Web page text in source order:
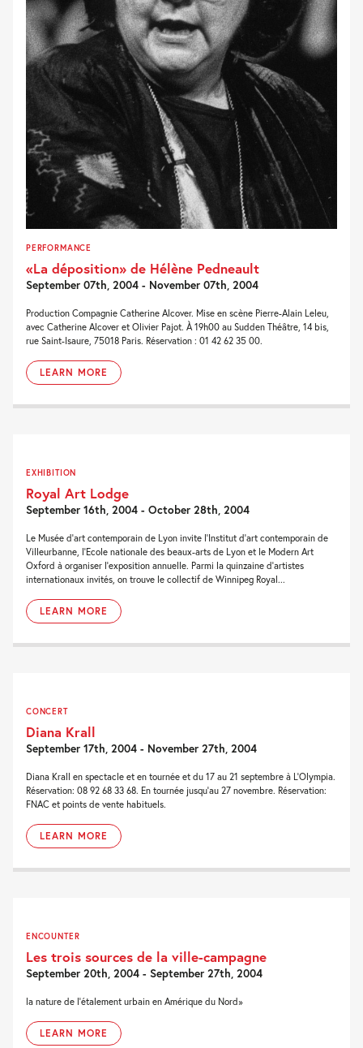
PERFORMANCE
«La déposition» de Hélène Pedneault
September 07th, 2004 - November 07th, 2004
Production Compagnie Catherine Alcover. Mise en scène Pierre-Alain Leleu,
avec Catherine Alcover et Olivier Pajot. À 19h00 au Sudden Théâtre, 14 bis,
rue Saint-Isaure, 75018 Paris. Réservation : 01 42 62 35 00.
LEARN MORE
EXHIBITION
Royal Art Lodge
September 16th, 2004 - October 28th, 2004
Le Musée d'art contemporain de Lyon invite l'Institut d'art contemporain de
Villeurbanne, l'Ecole nationale des beaux-arts de Lyon et le Modern Art
Oxford à organiser l'exposition annuelle. Parmi la quinzaine d'artistes
internationaux invités, on trouve le collectif de Winnipeg Royal...
LEARN MORE
CONCERT
Diana Krall
September 17th, 2004 - November 27th, 2004
Diana Krall en spectacle et en tournée et du 17 au 21 septembre à L'Olympia.
Réservation: 08 92 68 33 68. En tournée jusqu'au 27 novembre. Réservation:
FNAC et points de vente habituels.
LEARN MORE
ENCOUNTER
Les trois sources de la ville-campagne
September 20th, 2004 - September 27th, 2004
la nature de l'étalement urbain en Amérique du Nord»
LEARN MORE